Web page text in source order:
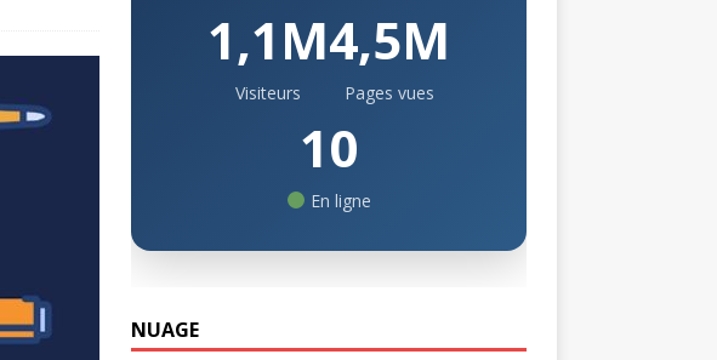
1,1M
Visiteurs
4,5M
Pages vues
10
En ligne
NUAGE